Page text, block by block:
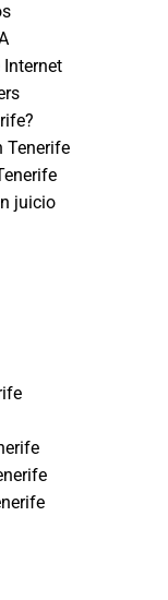
Internet
Tenerife
juicio